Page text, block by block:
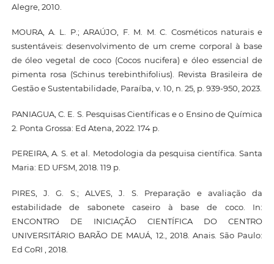
Alegre, 2010.
MOURA, A. L. P.; ARAÚJO, F. M. M. C. Cosméticos naturais e
sustentáveis: desenvolvimento de um creme corporal à base
de óleo vegetal de coco (Cocos nucifera) e óleo essencial de
pimenta rosa (Schinus terebinthifolius). Revista Brasileira de
Gestão e Sustentabilidade, Paraíba, v. 10, n. 25, p. 939-950, 2023.
PANIAGUA, C. E. S. Pesquisas Científicas e o Ensino de Química
2. Ponta Grossa: Ed Atena, 2022. 174 p.
PEREIRA, A. S. et al. Metodologia da pesquisa científica. Santa
Maria: ED UFSM, 2018. 119 p.
PIRES, J. G. S.; ALVES, J. S. Preparação e avaliação da
estabilidade de sabonete caseiro à base de coco. In:
ENCONTRO DE INICIAÇÃO CIENTÍFICA DO CENTRO
UNIVERSITÁRIO BARÃO DE MAUÁ, 12., 2018. Anais. São Paulo:
Ed CoRI , 2018.